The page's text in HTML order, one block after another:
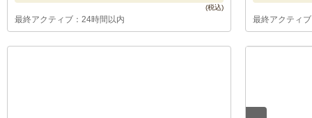
最終アクティブ：24時間以内 最終アクティ